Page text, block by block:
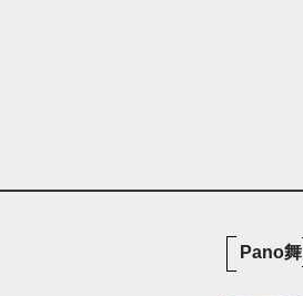
Pano舞